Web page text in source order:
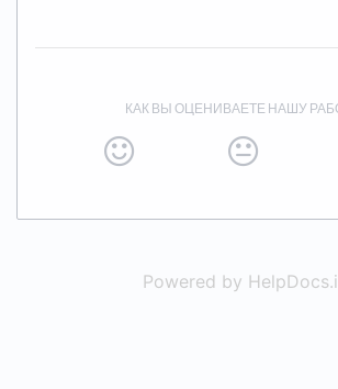
КАК ВЫ ОЦЕНИВАЕТЕ НАШУ
Powered by